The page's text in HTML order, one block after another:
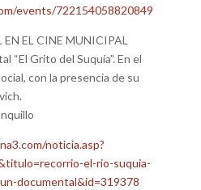
events/722154058820849
EL CINE MUNICIPAL
“El Grito del Suquía”. En el
con la presencia de su
noticia.asp?
el-rio-suquia-
documental&id=319378